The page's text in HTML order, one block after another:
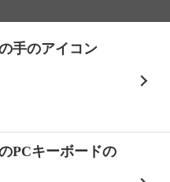
手のアイコン
PCキーボードの